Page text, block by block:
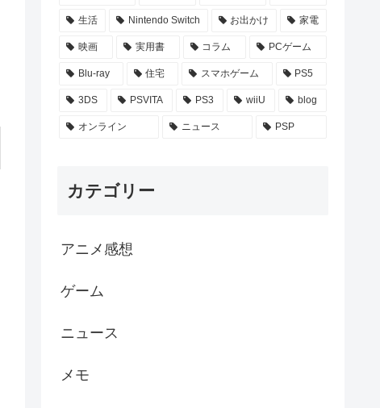
生活 Nintendo Switch お出かけ 家電
映画 実用書 コラム PCゲーム
Blu-ray 住宅 スマホゲーム PS5
3DS PSVITA PS3 wiiU blog
オンライン ニュース PSP
カテゴリー
アニメ感想
ゲーム
ニュース
メモ